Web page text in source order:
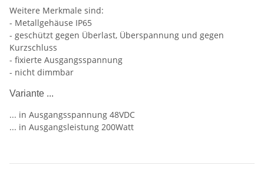
Weitere Merkmale sind:
- Metallgehäuse IP65
- geschützt gegen Überlast, Überspannung und gegen
Kurzschluss
- fixierte Ausgangsspannung
- nicht dimmbar
Variante ...
... in Ausgangsspannung 48VDC
... in Ausgangsleistung 200Watt